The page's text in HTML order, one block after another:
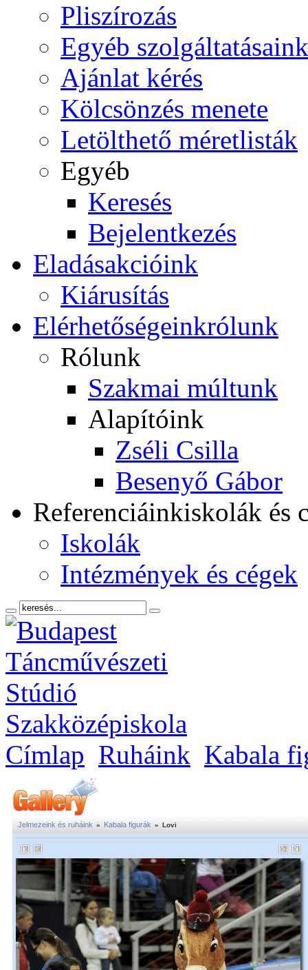
Pliszírozás
Egyéb szolgáltatásaink
Ajánlat kérés
Kölcsönzés menete
Letölthető méretlisták
Egyéb
Keresés
Bejelentkezés
Eladásakcióink
Kiárusítás
Elérhetőségeinkrólunk
Rólunk
Szakmai múltunk
Alapítóink
Zséli Csilla
Besenyő Gábor
Referenciáinkiskolák és
Iskolák
Intézmények és cégek
Címlap Ruháink Kabala
Jelmezeink és ruháink » Kabala figurák » Lovi